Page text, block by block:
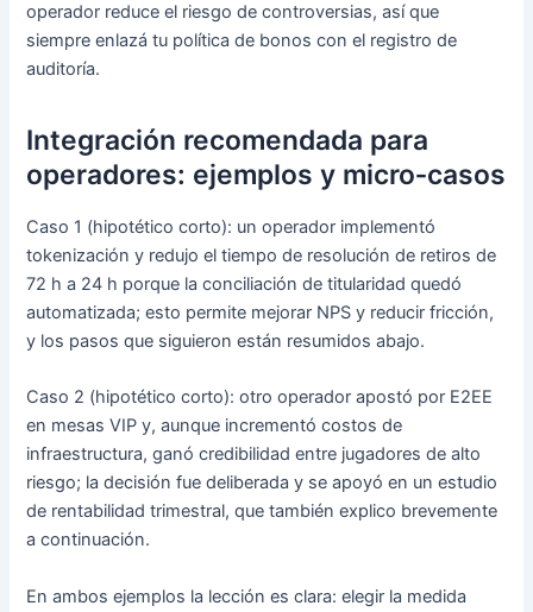
operador reduce el riesgo de controversias, así que
siempre enlazá tu política de bonos con el registro de
auditoría.
Integración recomendada para
operadores: ejemplos y micro‑casos
Caso 1 (hipotético corto): un operador implementó
tokenización y redujo el tiempo de resolución de retiros de
72 h a 24 h porque la conciliación de titularidad quedó
automatizada; esto permite mejorar NPS y reducir fricción,
y los pasos que siguieron están resumidos abajo.
Caso 2 (hipotético corto): otro operador apostó por E2EE
en mesas VIP y, aunque incrementó costos de
infraestructura, ganó credibilidad entre jugadores de alto
riesgo; la decisión fue deliberada y se apoyó en un estudio
de rentabilidad trimestral, que también explico brevemente
a continuación.
En ambos ejemplos la lección es clara: elegir la medida